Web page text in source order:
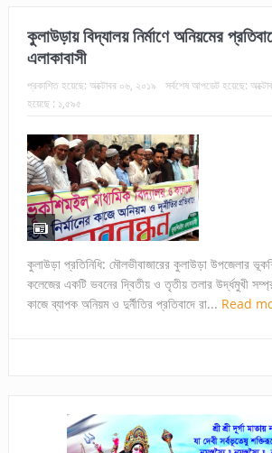
কুলাউড়ায় বিদ্যালয় নির্মাণে অনিয়মের
এলাকাবাসী
প্রকাশিত হয়েছে: অক্টোবর ০৬, ২০১৯ সর্বশেষ আপডেট হয়েছে:
হয়েছে : ১,৫৯৫
কুলাউড়া প্রতিনিধি: মৌলভীবাজারের কুলাউড়া উপজেলার
কলেজের একটি ভবনের দ্বিতীয় ও তৃতীয় তলার উর্দ্ধমুখী
কাজে ব্যাপক অনিয়ম ও দুর্নীতির প্রতিবাদে রা... Read